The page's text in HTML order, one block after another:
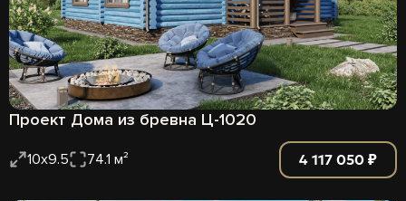
Проект Дома из бревна Ц-1020
10х9.5 74.1 м² 4 117 050 ₽